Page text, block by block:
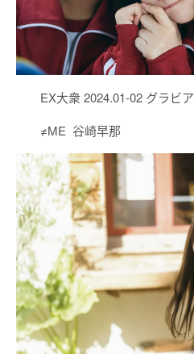
EX大衆 2024.01-02 グラビア
≠ME 谷崎早那